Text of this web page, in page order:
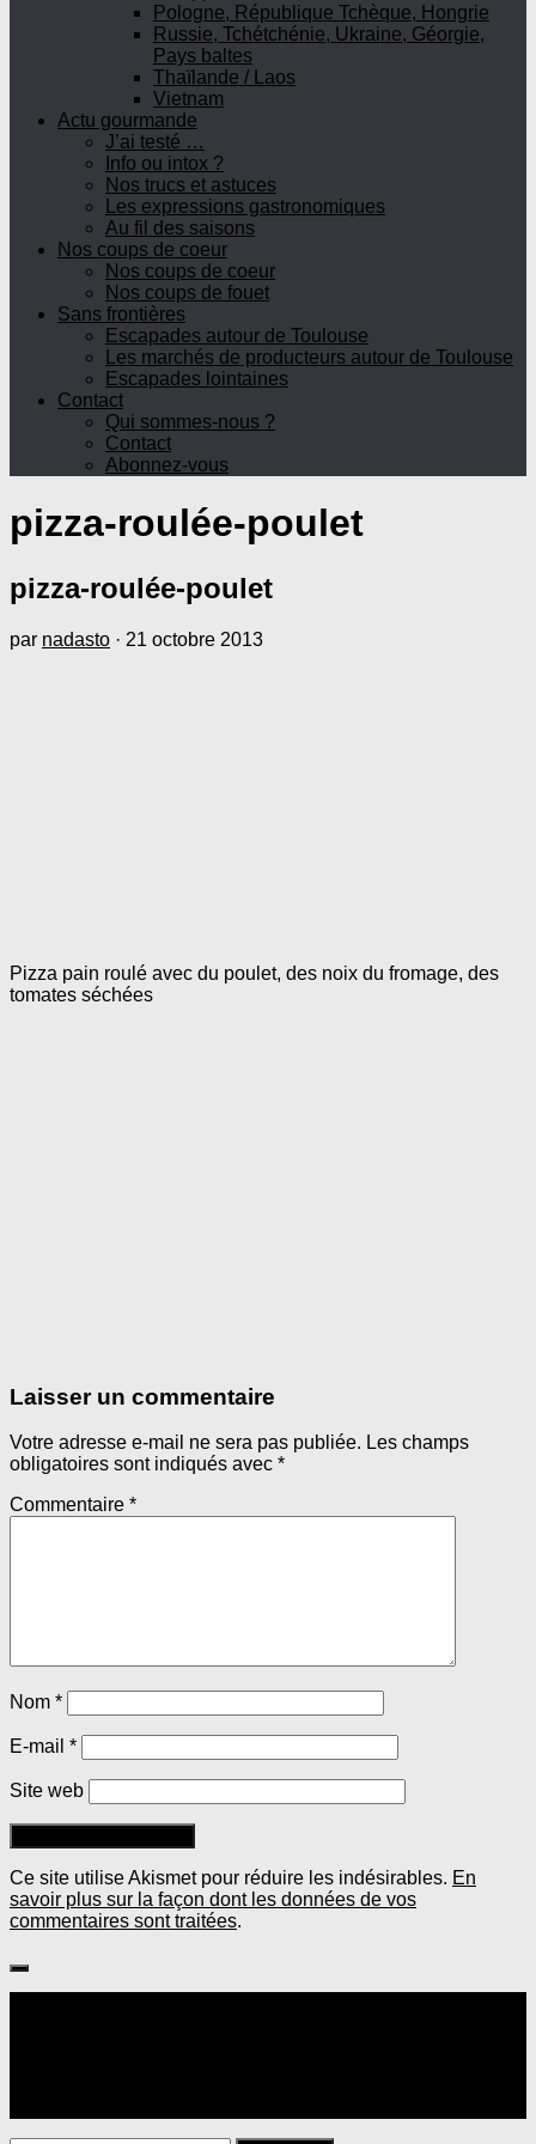
Pologne, République Tchèque, Hongrie
Russie, Tchétchénie, Ukraine, Géorgie,
Pays baltes
Thaïlande / Laos
Vietnam
Actu gourmande
J’ai testé …
Info ou intox ?
Nos trucs et astuces
Les expressions gastronomiques
Au fil des saisons
Nos coups de coeur
Nos coups de coeur
Nos coups de fouet
Sans frontières
Escapades autour de Toulouse
Les marchés de producteurs autour de Toulouse
Escapades lointaines
Contact
Qui sommes-nous ?
Contact
Abonnez-vous
pizza-roulée-poulet
pizza-roulée-poulet
par nadasto · 21 octobre 2013
Pizza pain roulé avec du poulet, des noix du fromage, des
tomates séchées
Laisser un commentaire
Votre adresse e-mail ne sera pas publiée. Les champs
obligatoires sont indiqués avec *
Commentaire *
Nom *
E-mail *
Site web
Ce site utilise Akismet pour réduire les indésirables. En
savoir plus sur la façon dont les données de vos
commentaires sont traitées.